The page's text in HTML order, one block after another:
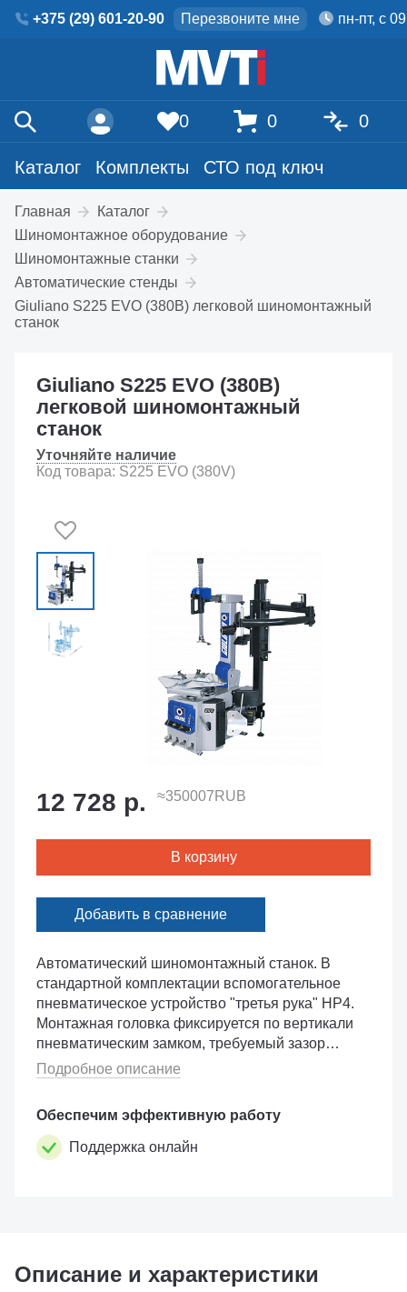
+375 (29) 601-20-90 Перезвоните мне пн-пт, с
Каталог Комплекты СТО под ключ
0 0 0
Главная
Каталог
Шиномонтажное оборудование
Шиномонтажные станки
Автоматические стенды
Giuliano S225 EVO (380В) легковой шиномонтажный
станок
Giuliano S225 EVO (380В)
легковой шиномонтажный
станок
Уточняйте наличие
Код товара: S225 EVO (380V)
Автоматический шиномонтажный станок. В
стандартной комплектации вспомогательное
пневматическое устройство "третья рука" HP4.
Монтажная головка фиксируется по вертикали
пневматическим замком, требуемый зазор
между головкой и диском выставляется в
автоматическом режиме....
Подробное описание
Обеспечим эффективную работу
Поддержка онлайн
12 728 р. ≈350007RUB
В корзину
Добавить в сравнение
Описание и характеристики